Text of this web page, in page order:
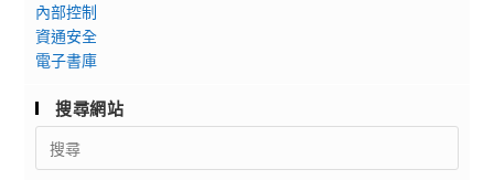
內部控制
資通安全
電子書庫
搜尋網站
Search
for: